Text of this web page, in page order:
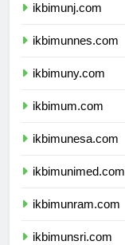
ikbimunj.com
ikbimunnes.com
ikbimuny.com
ikbimum.com
ikbimunesa.com
ikbimunimed.com
ikbimunram.com
ikbimunsri.com